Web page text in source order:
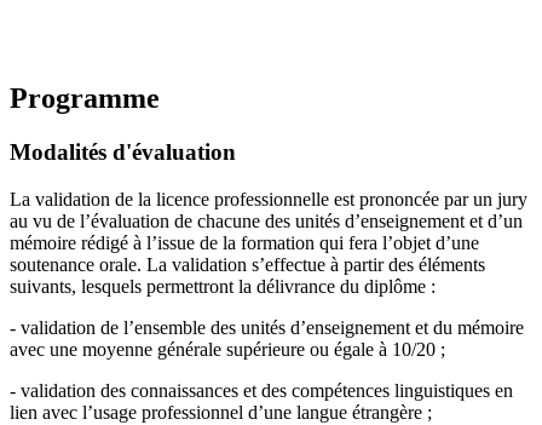
Programme
Modalités d'évaluation
La validation de la licence professionnelle est prononcée par un jury
au vu de l’évaluation de chacune des unités d’enseignement et d’un
mémoire rédigé à l’issue de la formation qui fera l’objet d’une
soutenance orale. La validation s’effectue à partir des éléments
suivants, lesquels permettront la délivrance du diplôme :
- validation de l’ensemble des unités d’enseignement et du mémoire
avec une moyenne générale supérieure ou égale à 10/20 ;
- validation des connaissances et des compétences linguistiques en
lien avec l’usage professionnel d’une langue étrangère ;